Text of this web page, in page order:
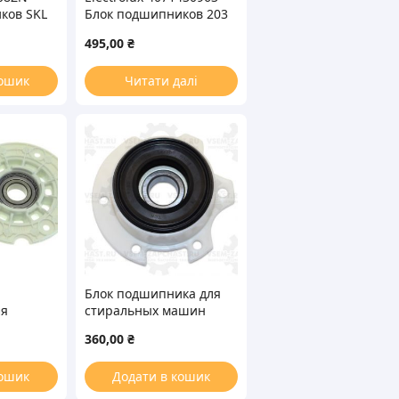
SKL
кольца
Блок подшипников 203
вертикальной
стиральной машины
495,00 ₴
Читати далі
Блок подшипника для
стиральных машин
360,00 ₴
Додати в кошик